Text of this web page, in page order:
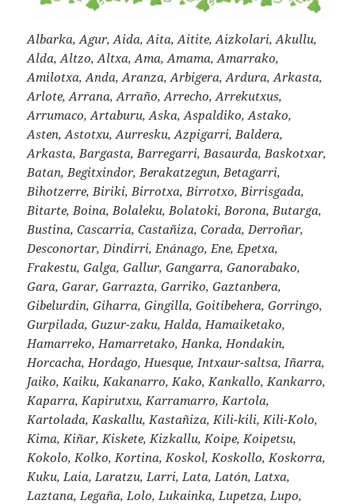
Albarka, Agur, Aida, Aita, Aitite, Aizkolari, Akullu,
Alda, Altzo, Altxa, Ama, Amama, Amarrako,
Amilotxa, Anda, Aranza, Arbigera, Ardura, Arkasta,
Arlote, Arrana, Arraño, Arrecho, Arrekutxus,
Arrumaco, Artaburu, Aska, Aspaldiko, Astako,
Asten, Astotxu, Aurresku, Azpigarri, Baldera,
Arkasta, Bargasta, Barregarri, Basaurda, Baskotxar,
Batan, Begitxindor, Berakatzegun, Betagarri,
Bihotzerre, Biriki, Birrotxa, Birrotxo, Birrisgada,
Bitarte, Boina, Bolaleku, Bolatoki, Borona, Butarga,
Bustina, Cascarria, Castañiza, Corada, Derroñar,
Desconortar, Dindirri, Enánago, Ene, Epetxa,
Frakestu, Galga, Gallur, Gangarra, Ganorabako,
Gara, Garar, Garrazta, Garriko, Gaztanbera,
Gibelurdin, Giharra, Gingilla, Goitibehera, Gorringo,
Gurpilada, Guzur-zaku, Halda, Hamaiketako,
Hamarreko, Hamarretako, Hanka, Hondakin,
Horcacha, Hordago, Huesque, Intxaur-saltsa, Iñarra,
Jaiko, Kaiku, Kakanarro, Kako, Kankallo, Kankarro,
Kaparra, Kapirutxu, Karramarro, Kartola,
Kartolada, Kaskallu, Kastañiza, Kili-kili, Kili-Kolo,
Kima, Kiñar, Kiskete, Kizkallu, Koipe, Koipetsu,
Kokolo, Kolko, Kortina, Koskol, Koskollo, Koskorra,
Kuku, Laia, Laratzu, Larri, Lata, Latón, Latxa,
Laztana, Legaña, Lolo, Lukainka, Lupetza, Lupo,